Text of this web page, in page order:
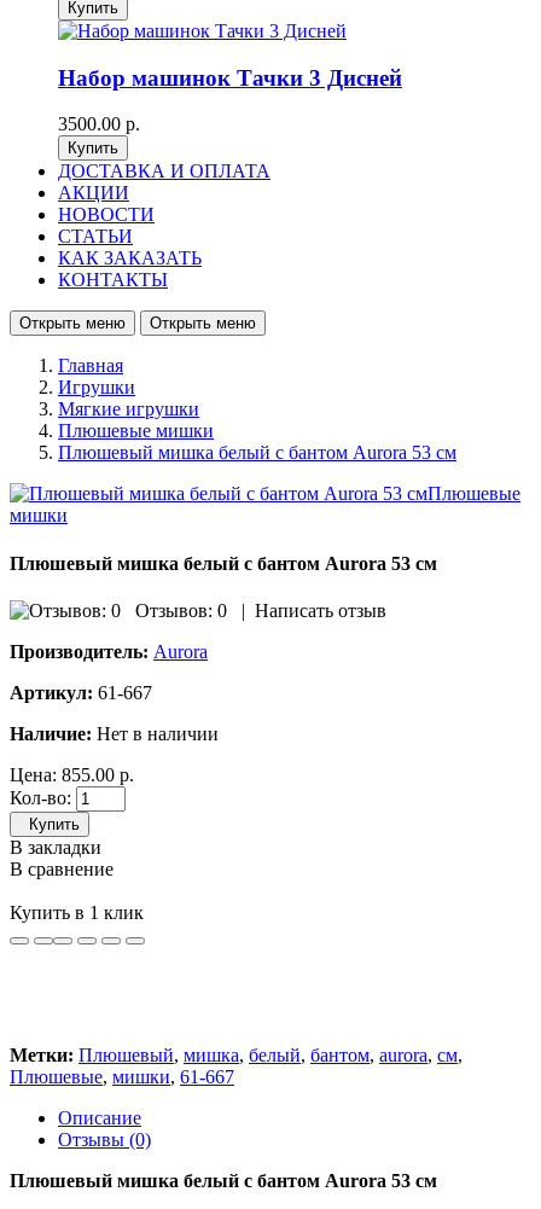
Набор машинок Тачки 3 Дисней
3500.00 р.
ДОСТАВКА И ОПЛАТА
АКЦИИ
НОВОСТИ
СТАТЬИ
КАК ЗАКАЗАТЬ
КОНТАКТЫ
Открыть меню Открыть меню
Главная
Игрушки
Мягкие игрушки
Плюшевые мишки
Плюшевый мишка белый с бантом Aurora 53 см
Плюшевый мишка белый с бантом Aurora 53 см
Отзывов: 0 | Написать отзыв
Производитель: Aurora
Артикул: 61-667
Наличие: Нет в наличии
Цена: 855.00 р.
Кол-во:
Купить
В закладки
В сравнение
Купить в 1 клик
Метки: Плюшевый, мишка, белый, бантом, aurora, см,
Плюшевые, мишки, 61-667
Описание
Отзывы (0)
Плюшевый мишка белый с бантом Aurora 53 см